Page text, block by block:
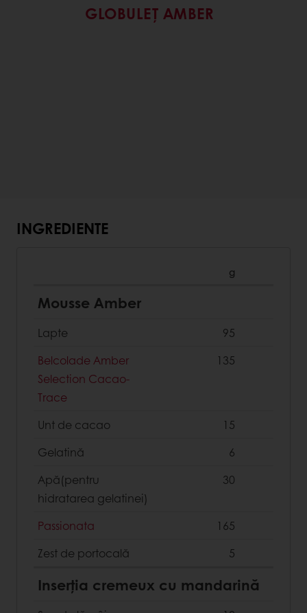
GLOBULEȚ AMBER
INGREDIENTE
g
Mousse Amber
Lapte
95
Belcolade Amber
Selection Cacao-
Trace
135
Unt de cacao
15
Gelatină
6
Apă(pentru
hidratarea gelatinei)
30
Passionata
165
Zest de portocală
5
Inserția cremeux cu mandarină